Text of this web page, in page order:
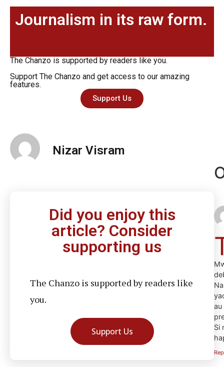
Journalism in its raw form.
The Chanzo is supported by readers like you.
Support The Chanzo and get access to our amazing
features.
Support Us
Nizar Visram
Did you enjoy this
article? Consider
supporting us
The Chanzo is supported by readers like
you.
Support Us
au
Si